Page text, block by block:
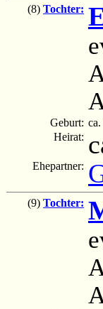
(8) Tochter:
Geburt:
Heirat:
Ehepartner:
(9) Tochter: